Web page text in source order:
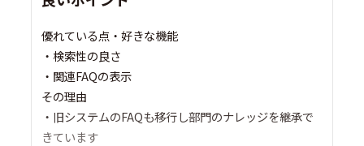
優れている点・好きな機能
・検索性の良さ
・関連FAQの表示
その理由
・旧システムのFAQも移行し部門のナレッジを継承で
きています